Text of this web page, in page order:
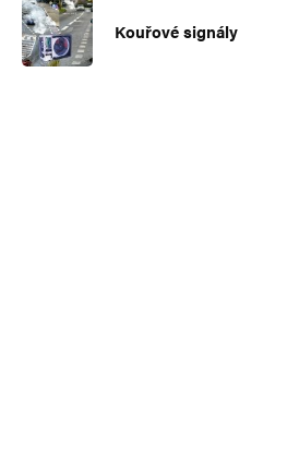
Kouřové signály